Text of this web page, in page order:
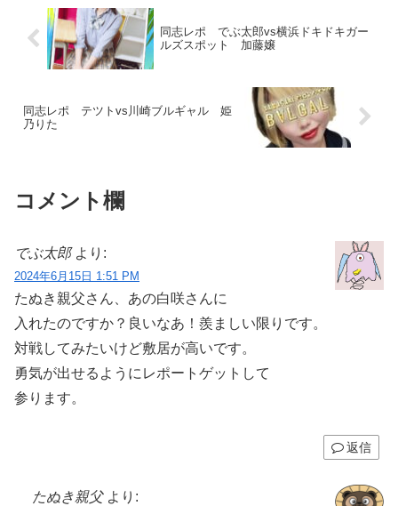
同志レポ でぶ太郎vs横浜ドキドキガー
ルズスポット 加藤嬢
同志レポ テツトvs川崎ブルギャル 姫
乃りた
コメント欄
でぶ太郎 より:
2024年6月15日 1:51 PM
たぬき親父さん、あの白咲さんに
入れたのですか？良いなあ！羨ましい限りです。
対戦してみたいけど敷居が高いです。
勇気が出せるようにレポートゲットして
参ります。
返信
たぬき親父 より: